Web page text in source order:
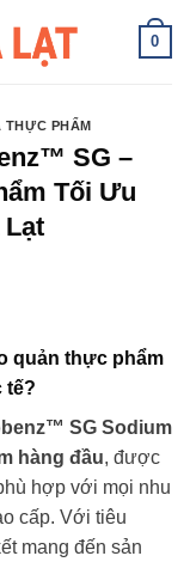
0
THỰC PHẨM
SG –
Tối Ưu
Lạt
quản thực phẩm
tế?
SG Sodium
hàng đầu, được
hợp với mọi nhu
cấp. Với tiêu
mang đến sản